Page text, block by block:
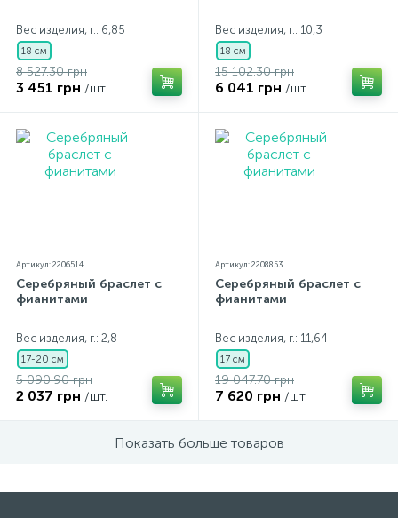
Вес изделия, г.: 6,85
18 см
8 527.30 грн
3 451 грн /шт.
Вес изделия, г.: 10,3
18 см
15 102.30 грн
6 041 грн /шт.
Артикул: 2206514
Серебряный браслет с
фианитами
Вес изделия, г.: 2,8
17-20 см
5 090.90 грн
2 037 грн /шт.
Артикул: 2208853
Серебряный браслет с
фианитами
Вес изделия, г.: 11,64
17 см
19 047.70 грн
7 620 грн /шт.
Показать больше товаров